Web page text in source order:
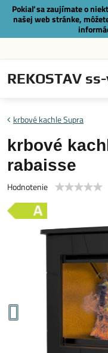
Pokiaľ sa zaujímate o
našej web stránke,
REKOSTAV
krbové kachle Supra
krbové
rabaisse
Hodnotenie